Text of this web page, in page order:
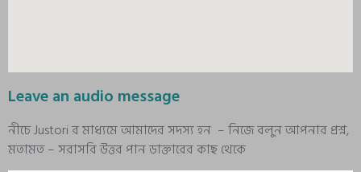
Leave an audio message
নীচে Justori র মাধ্যমে আমাদের সদস্য হন – নিজে বলুন আপনার প্রশ্ন,
মতামত – সরাসরি উত্তর পান ডাক্তারের কাছ থেকে